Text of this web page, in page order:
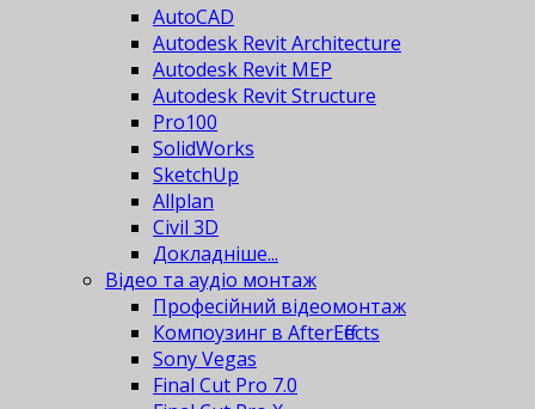
AutoCAD
Autodesk Revit Architecture
Autodesk Revit MEP
Autodesk Revit Structure
Pro100
SolidWorks
SketchUp
Allplan
Civil 3D
Докладніше...
Відео та аудіо монтаж
Професійний відеомонтаж
Компоузинг в AfterEffects
Sony Vegas
Final Cut Pro 7.0